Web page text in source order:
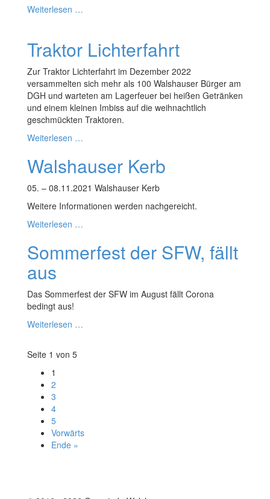
Weiterlesen …
Traktor Lichterfahrt
Zur Traktor Lichterfahrt im Dezember 2022
versammelten sich mehr als 100 Walshauser Bürger am
DGH und warteten am Lagerfeuer bei heißen Getränken
und einem kleinen Imbiss auf die weihnachtlich
geschmückten Traktoren.
Weiterlesen …
Walshauser Kerb
05. – 08.11.2021 Walshauser Kerb
Weitere Informationen werden nachgereicht.
Weiterlesen …
Sommerfest der SFW, fällt
aus
Das Sommerfest der SFW im August fällt Corona
bedingt aus!
Weiterlesen …
Seite 1 von 5
1
2
3
4
5
Vorwärts
Ende »